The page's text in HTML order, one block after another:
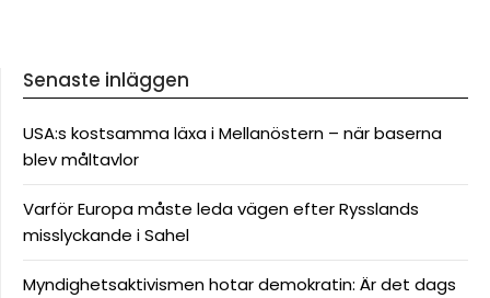
Senaste inläggen
USA:s kostsamma läxa i Mellanöstern – när baserna
blev måltavlor
Varför Europa måste leda vägen efter Rysslands
misslyckande i Sahel
Myndighetsaktivismen hotar demokratin: Är det dags